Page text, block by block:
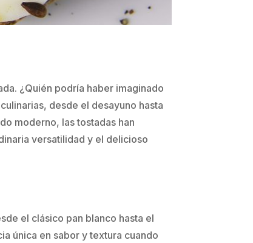
¿Quién podría haber imaginado
desde el desayuno hasta
moderno, las tostadas han
versatilidad y el delicioso
el clásico pan blanco hasta el
única en sabor y textura cuando